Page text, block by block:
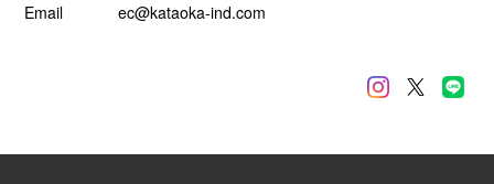
Email
ec@kataoka-ind.com